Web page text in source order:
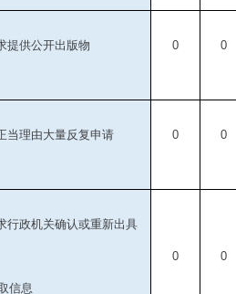
提供公开出版物 0 0
当理由大量反复申请 0 0
行政机关确认或重新出具
信息
0 0